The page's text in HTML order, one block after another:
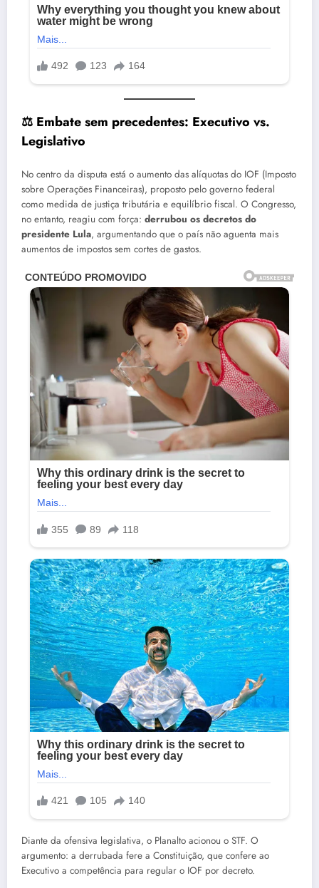
⚖️ Embate sem precedentes: Executivo vs.
Legislativo
No centro da disputa está o aumento das alíquotas do IOF (Imposto
sobre Operações Financeiras), proposto pelo governo federal
como medida de justiça tributária e equilíbrio fiscal. O Congresso,
no entanto, reagiu com força: derrubou os decretos do
presidente Lula, argumentando que o país não aguenta mais
aumentos de impostos sem cortes de gastos.
Diante da ofensiva legislativa, o Planalto acionou o STF. O
argumento: a derrubada fere a Constituição, que confere ao
Executivo a competência para regular o IOF por decreto.